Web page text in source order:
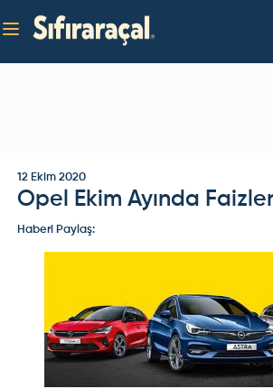
12 Ekim 2020
Opel Ekim Ayında
Haberi Paylaş: